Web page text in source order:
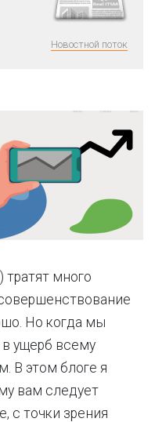
Новостной поток
тратят много
Но когда мы
ущерб всему
В этом блоге я
вам следует
с точки зрения